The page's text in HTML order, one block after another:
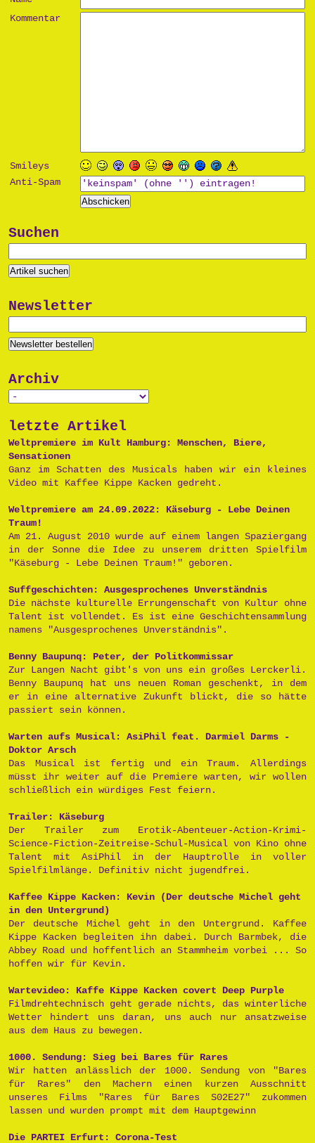
Kommentar
Smileys
Anti-Spam
Suchen
Newsletter
Archiv
letzte Artikel
Weltpremiere im Kult Hamburg: Menschen, Biere,
Sensationen
Ganz im Schatten des Musicals haben wir ein kleines
Video mit Kaffee Kippe Kacken gedreht.
Weltpremiere am 24.09.2022: Käseburg - Lebe Deinen
Traum!
Am 21. August 2010 wurde auf einem langen Spaziergang
in der Sonne die Idee zu unserem dritten Spielfilm
"Käseburg - Lebe Deinen Traum!" geboren.
Suffgeschichten: Ausgesprochenes Unverständnis
Die nächste kulturelle Errungenschaft von Kultur ohne
Talent ist vollendet. Es ist eine Geschichtensammlung
namens "Ausgesprochenes Unverständnis".
Benny Baupunq: Peter, der Politkommissar
Zur Langen Nacht gibt's von uns ein großes Lerckerli.
Benny Baupunq hat uns neuen Roman geschenkt, in dem
er in eine alternative Zukunft blickt, die so hätte
passiert sein können.
Warten aufs Musical: AsiPhil feat. Darmiel Darms -
Doktor Arsch
Das Musical ist fertig und ein Traum. Allerdings
müsst ihr weiter auf die Premiere warten, wir wollen
schließlich ein würdiges Fest feiern.
Trailer: Käseburg
Der Trailer zum Erotik-Abenteuer-Action-Krimi-
Science-Fiction-Zeitreise-Schul-Musical von Kino ohne
Talent mit AsiPhil in der Hauptrolle in voller
Spielfilmlänge. Definitiv nicht jugendfrei.
Kaffee Kippe Kacken: Kevin (Der deutsche Michel geht
in den Untergrund)
Der deutsche Michel geht in den Untergrund. Kaffee
Kippe Kacken begleiten ihn dabei. Durch Barmbek, die
Abbey Road und hoffentlich an Stammheim vorbei ... So
hoffen wir für Kevin.
Wartevideo: Kaffe Kippe Kacken covert Deep Purple
Filmdrehtechnisch geht gerade nichts, das winterliche
Wetter hindert uns daran, uns auch nur ansatzweise
aus dem Haus zu bewegen.
1000. Sendung: Sieg bei Bares für Rares
Wir hatten anlässlich der 1000. Sendung von "Bares
für Rares" den Machern einen kurzen Ausschnitt
unseres Films "Rares für Bares S02E27" zukommen
lassen und wurden prompt mit dem Hauptgewinn
Die PARTEI Erfurt: Corona-Test